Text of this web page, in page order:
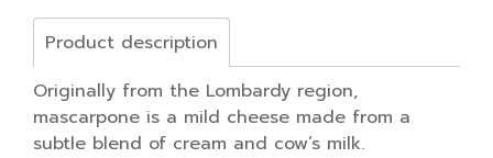
Product description
Originally from the Lombardy region,
mascarpone is a mild cheese made from a
subtle blend of cream and cow’s milk.